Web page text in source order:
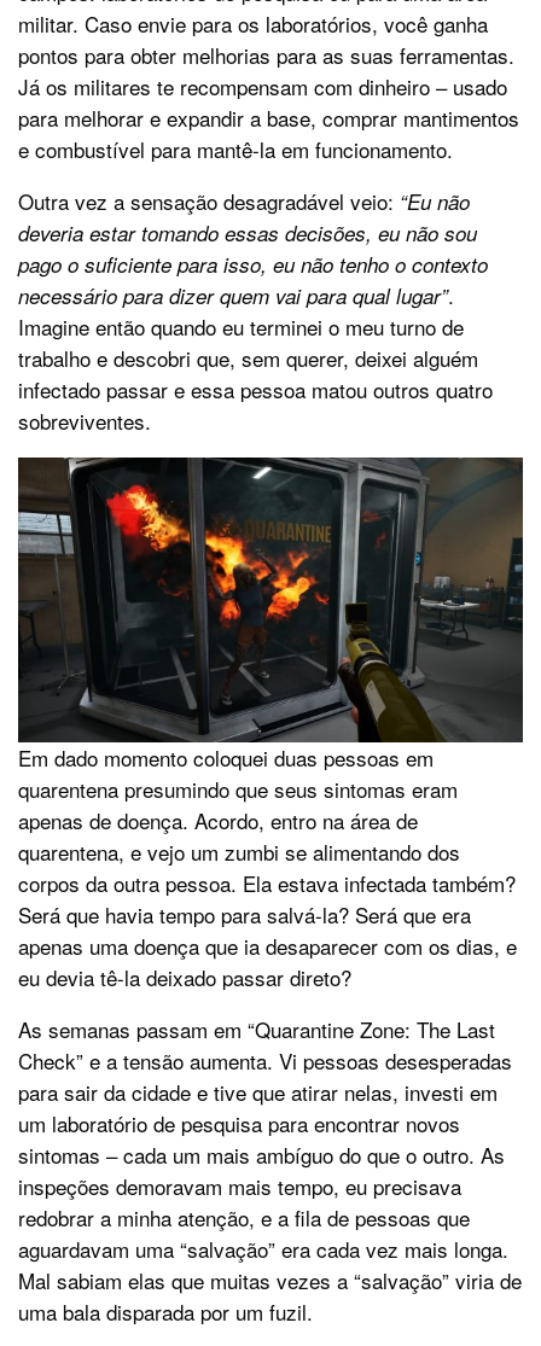
militar. Caso envie para os laboratórios, você ganha
pontos para obter melhorias para as suas ferramentas.
Já os militares te recompensam com dinheiro – usado
para melhorar e expandir a base, comprar mantimentos
e combustível para mantê-la em funcionamento.
Outra vez a sensação desagradável veio: “Eu não
deveria estar tomando essas decisões, eu não sou
pago o suficiente para isso, eu não tenho o contexto
necessário para dizer quem vai para qual lugar”.
Imagine então quando eu terminei o meu turno de
trabalho e descobri que, sem querer, deixei alguém
infectado passar e essa pessoa matou outros quatro
sobreviventes.
Em dado momento coloquei duas pessoas em
quarentena presumindo que seus sintomas eram
apenas de doença. Acordo, entro na área de
quarentena, e vejo um zumbi se alimentando dos
corpos da outra pessoa. Ela estava infectada também?
Será que havia tempo para salvá-la? Será que era
apenas uma doença que ia desaparecer com os dias, e
eu devia tê-la deixado passar direto?
As semanas passam em “Quarantine Zone: The Last
Check” e a tensão aumenta. Vi pessoas desesperadas
para sair da cidade e tive que atirar nelas, investi em
um laboratório de pesquisa para encontrar novos
sintomas – cada um mais ambíguo do que o outro. As
inspeções demoravam mais tempo, eu precisava
redobrar a minha atenção, e a fila de pessoas que
aguardavam uma “salvação” era cada vez mais longa.
Mal sabiam elas que muitas vezes a “salvação” viria de
uma bala disparada por um fuzil.